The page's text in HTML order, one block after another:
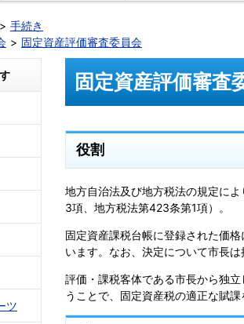
手続き
固定資産評価審査委員会
固定資産評価審査
役割
地方自治法及び地方税法の規定に
3項、地方税法第423条第1項）。
固定資産課税台帳に登録された価
います。なお、決定について市長
評価・課税客体である市長から独
うことで、固定資産税の適正な賦課
ツ